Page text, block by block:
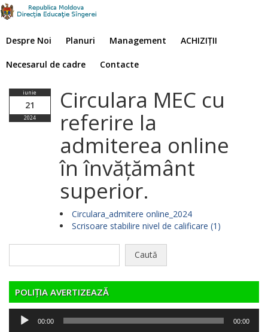
Despre Noi Planuri Management ACHIZIȚII
Necesarul de cadre Contacte
iunie
21
2024
Circulara MEC cu
referire la
admiterea online
în învățământ
superior.
Circulara_admitere online_2024
Scrisoare stabilire nivel de calificare (1)
POLIȚIA AVERTIZEAZĂ
Player
audio
00:00 00:00